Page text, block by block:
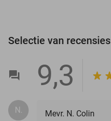
Selectie van recensies
9,3
N. Mevr. N. Colin